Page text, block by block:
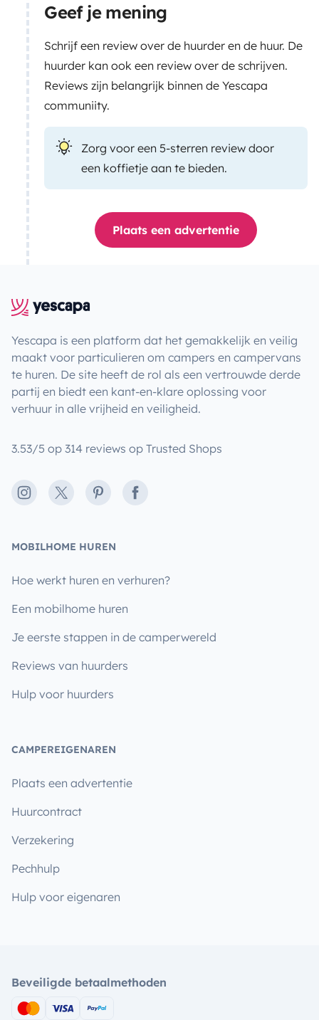
Geef je mening
Schrijf een review over de huurder en de huur. De
huurder kan ook een review over de schrijven.
Reviews zijn belangrijk binnen de Yescapa
communiity.
Zorg voor een 5-sterren review door
een koffietje aan te bieden.
Plaats een advertentie
Yescapa is een platform dat het gemakkelijk en veilig
maakt voor particulieren om campers en campervans
te huren. De site heeft de rol als een vertrouwde derde
partij en biedt een kant-en-klare oplossing voor
verhuur in alle vrijheid en veiligheid.
3.53/5 op 314 reviews op Trusted Shops
Instagram
X PinterestFacebook
MOBILHOME HUREN
Hoe werkt huren en verhuren?
Een mobilhome huren
Je eerste stappen in de camperwereld
Reviews van huurders
Hulp voor huurders
CAMPEREIGENAREN
Plaats een advertentie
Huurcontract
Verzekering
Pechhulp
Hulp voor eigenaren
Beveiligde betaalmethoden